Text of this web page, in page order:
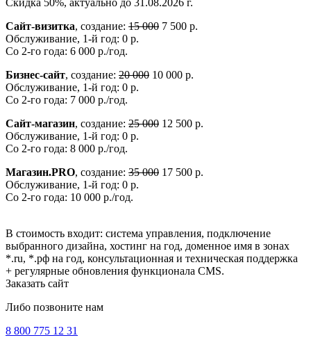
Сайт-визитка, создание: 15 000 7 500 р.
Обслуживание, 1-й год: 0 р.
Со 2-го года: 6 000 р./год.
Бизнес-сайт, создание: 20 000 10 000 р.
Обслуживание, 1-й год: 0 р.
Со 2-го года: 7 000 р./год.
Сайт-магазин, создание: 25 000 12 500 р.
Обслуживание, 1-й год: 0 р.
Со 2-го года: 8 000 р./год.
Магазин.PRO, создание: 35 000 17 500 р.
Обслуживание, 1-й год: 0 р.
Со 2-го года: 10 000 р./год.
В стоимость входит: система управления, подключение
выбранного дизайна, хостинг на год, доменное имя в зонах
*.ru, *.рф на год, консультационная и техническая поддержка
+ регулярные обновления функционала CMS.
Заказать сайт
Либо позвоните нам
8 800 775 12 31